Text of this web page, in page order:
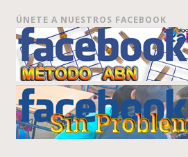
ÚNETE A NUESTROS FACEBOOK